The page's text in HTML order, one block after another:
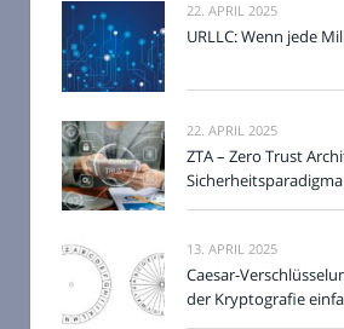
22. APRIL 2025
URLLC: Wenn jede
22. APRIL 2025
ZTA – Zero Trust
Sicherheitsparadigma
13. APRIL 2025
Caesar-
der Kryptografie